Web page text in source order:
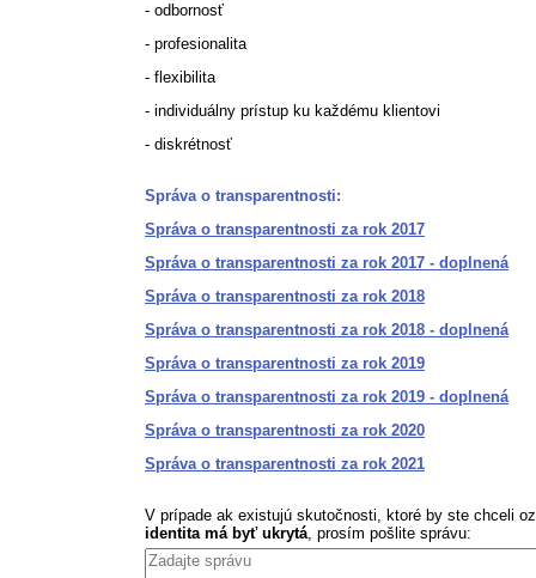
- odbornosť
- profesionalita
- flexibilita
- individuálny prístup ku každému klientovi
- diskrétnosť
Správa o transparentnosti:
Správa o transparentnosti za rok 2017
Správa o transparentnosti za rok 2017 - doplnená
Správa o transparentnosti za rok 2018
Správa o transparentnosti za rok 2018 - doplnená
Správa o transparentnosti za rok 2019
Správa o transparentnosti za rok 2019 - doplnená
Správa o transparentnosti za rok 2020
Správa o transparentnosti za rok 2021
V prípade ak existujú skutočnosti, ktoré by ste chceli
identita má byť ukrytá, prosím pošlite správu: